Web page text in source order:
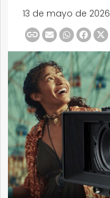
13 de mayo de 2026